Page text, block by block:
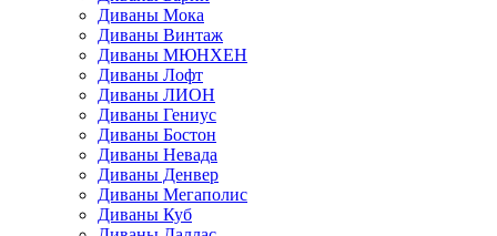
Диваны Мока
Диваны Винтаж
Диваны МЮНХЕН
Диваны Лофт
Диваны ЛИОН
Диваны Гениус
Диваны Бостон
Диваны Невада
Диваны Денвер
Диваны Мегаполис
Диваны Куб